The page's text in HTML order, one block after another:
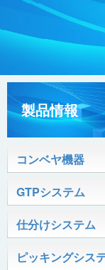
製品情報
コンベヤ機器
軽搬送コンベヤ
ベルコンミニ
ファインコン
ケース搬送コンベ
ユニコンV
グラビティコン
GTPシステム
Skypod®（スカイ
AGVシステム
仕分けシステム
ユニソーター
ピッキングシス